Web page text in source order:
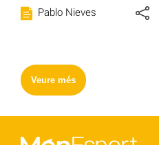
Pablo Nieves
Veure més